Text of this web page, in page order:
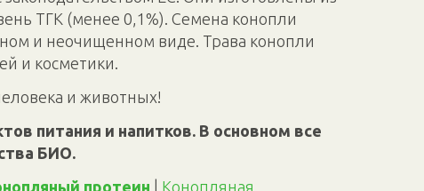
ТГК (менее 0,1%). Семена конопли
и неочищенном виде. Трава конопли
и косметики.
и животных!
питания и напитков. В основном все
БИО.
протеин Конопляная